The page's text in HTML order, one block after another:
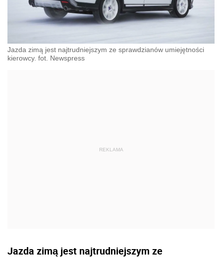
Jazda zimą jest najtrudniejszym ze sprawdzianów umiejętności
kierowcy. fot. Newspress
Jazda zimą jest najtrudniejszym ze